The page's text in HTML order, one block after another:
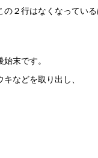
２行はなくなっている
末です。
などを取り出し、